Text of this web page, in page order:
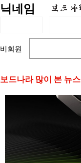
닉네임
비회원
보드나라 많이 본 뉴스